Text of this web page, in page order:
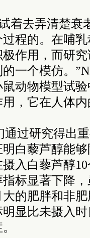
着去弄清楚衰
程的。在哺
作用，而研
一个模仿。
动物模型试
，它在人体
通过研究得出
明白藜芦醇能
入白藜芦醇
标显著下降
大的肥胖和非
明显比未摄入